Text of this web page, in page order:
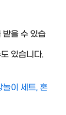
받을 수 있습
있습니다.
놀이 세트, 혼